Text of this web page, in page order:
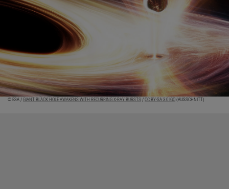
© ESA / GIANT BLACK HOLE AWAKENS WITH RECURRING X-RAY BURSTS / CC BY-SA 3.0 IGO (AUSSCHNITT)